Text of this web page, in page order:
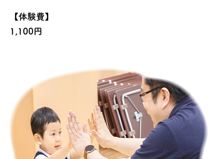
【体験費】
1,100円